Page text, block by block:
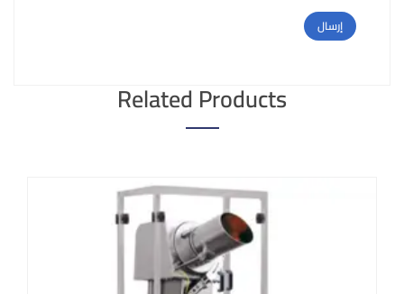
Related Products